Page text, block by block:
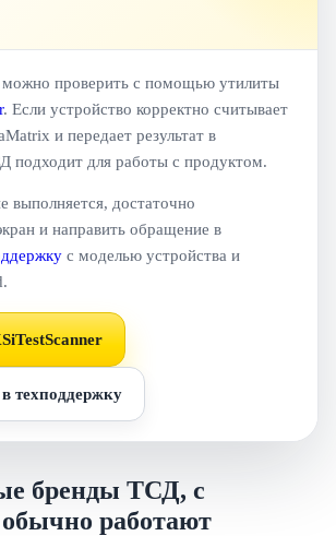
проверить с помощью утилиты
. Если устройство корректно считывает
и передает результат в
подходит для работы с продуктом.
выполняется, достаточно
и направить обращение в
с моделью устройства и
техподдержку
бренды ТСД, с
работают